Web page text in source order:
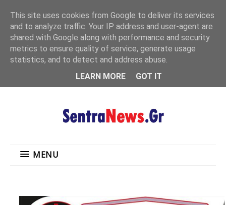
MENU
MENU
This site uses cookies from Google to deliver its services
and to analyze traffic. Your IP address and user-agent are
shared with Google along with performance and security
metrics to ensure quality of service, generate usage
statistics, and to detect and address abuse.
LEARN MORE
GOT IT